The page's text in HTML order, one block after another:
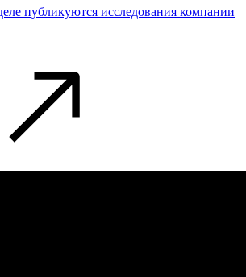
публикуются исследования компании